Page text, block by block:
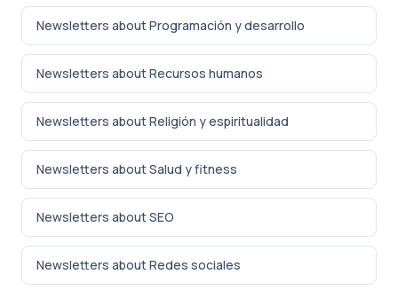
Newsletters about Programación y desarrollo
Newsletters about Recursos humanos
Newsletters about Religión y espiritualidad
Newsletters about Salud y fitness
Newsletters about SEO
Newsletters about Redes sociales